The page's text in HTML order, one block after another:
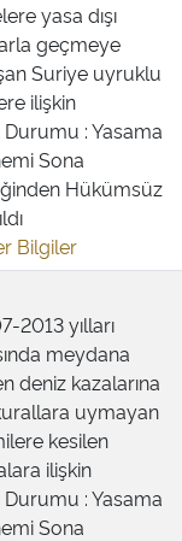
yasa dışı
geçmeye
Suriye uyruklu
ilişkin
: Yasama
Sona
Hükümsüz
Bilgiler
2013 yılları
meydana
deniz kazalarına
uymayan
kesilen
ilişkin
: Yasama
Sona